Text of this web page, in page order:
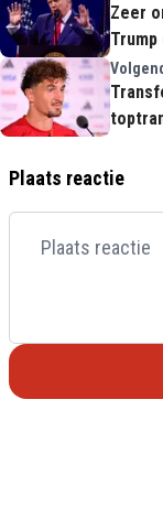
Zeer
Plaats reactie